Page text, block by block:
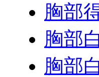
胸部
胸部
胸部